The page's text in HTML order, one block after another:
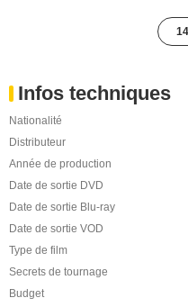
Infos techniques
Nationalité
Distributeur
Année de production
Date de sortie DVD
Date de sortie Blu-ray
Date de sortie VOD
Type de film
Secrets de tournage
Budget